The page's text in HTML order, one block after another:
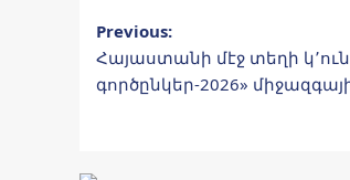
Post
navigation
Previous:
Հայաստանի մէջ տեղի
գործընկեր-2026»